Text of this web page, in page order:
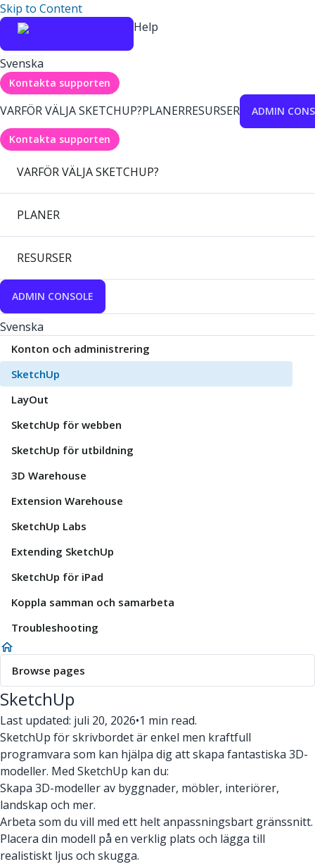
Skip to Content
Help
Svenska
Kontakta supporten
VARFÖR VÄLJA SKETCHUP?PLANERRESURSER ADMIN
Kontakta supporten
VARFÖR VÄLJA SKETCHUP?
PLANER
RESURSER
ADMIN CONSOLE
Svenska
Konton och administrering
SketchUp
LayOut
SketchUp för webben
SketchUp för utbildning
3D Warehouse
Extension Warehouse
SketchUp Labs
Extending SketchUp
SketchUp för iPad
Koppla samman och samarbeta
Troubleshooting
Browse pages
SketchUp
Last updated: juli 20, 2026•1 min read.
SketchUp för skrivbordet är enkel men kraftfull
programvara som kan hjälpa dig att skapa fantastiska 3D-
modeller. Med SketchUp kan du:
Skapa 3D-modeller av byggnader, möbler, interiörer,
landskap och mer.
Arbeta som du vill med ett helt anpassningsbart gränssnitt.
Placera din modell på en verklig plats och lägga till
realistiskt ljus och skugga.